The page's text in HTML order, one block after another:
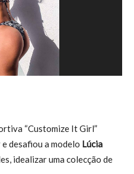
“Customize It Girl”
desafiou a modelo Lúcia
idealizar uma colecção de